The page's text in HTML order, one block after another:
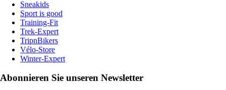
Sneakids
Sport is good
Training-Fit
Trek-Expert
TripnBikers
Vélo-Store
Winter-Expert
Abonnieren Sie unseren Newsletter